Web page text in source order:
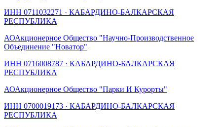
ИНН 0711032271 · КАБАРДИНО-БАЛКАРСКАЯ
РЕСПУБЛИКА
АОАкционерное Общество "Научно-Производственное
Объединение "Новатор"
ИНН 0716008787 · КАБАРДИНО-БАЛКАРСКАЯ
РЕСПУБЛИКА
АОАкционерное Общество "Парки И Курорты"
ИНН 0700019173 · КАБАРДИНО-БАЛКАРСКАЯ
РЕСПУБЛИКА